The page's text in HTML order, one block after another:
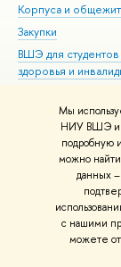
Мы
НИУ ВШЭ и
подробную
можно найти
данных –
с нашими
можете
Корпуса и
Закупки
ВШЭ для
здоровья и
Единая платежная
© НИУ ВШЭ
материалов
Шрифты HSE Sans